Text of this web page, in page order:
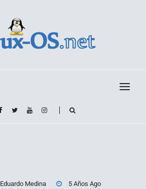
Eduardo Medina 5 Años Ago